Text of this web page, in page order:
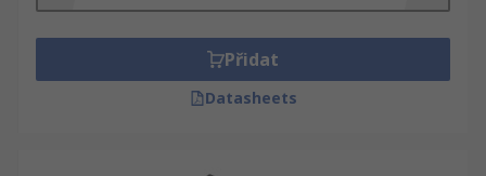
Přidat
Datasheets